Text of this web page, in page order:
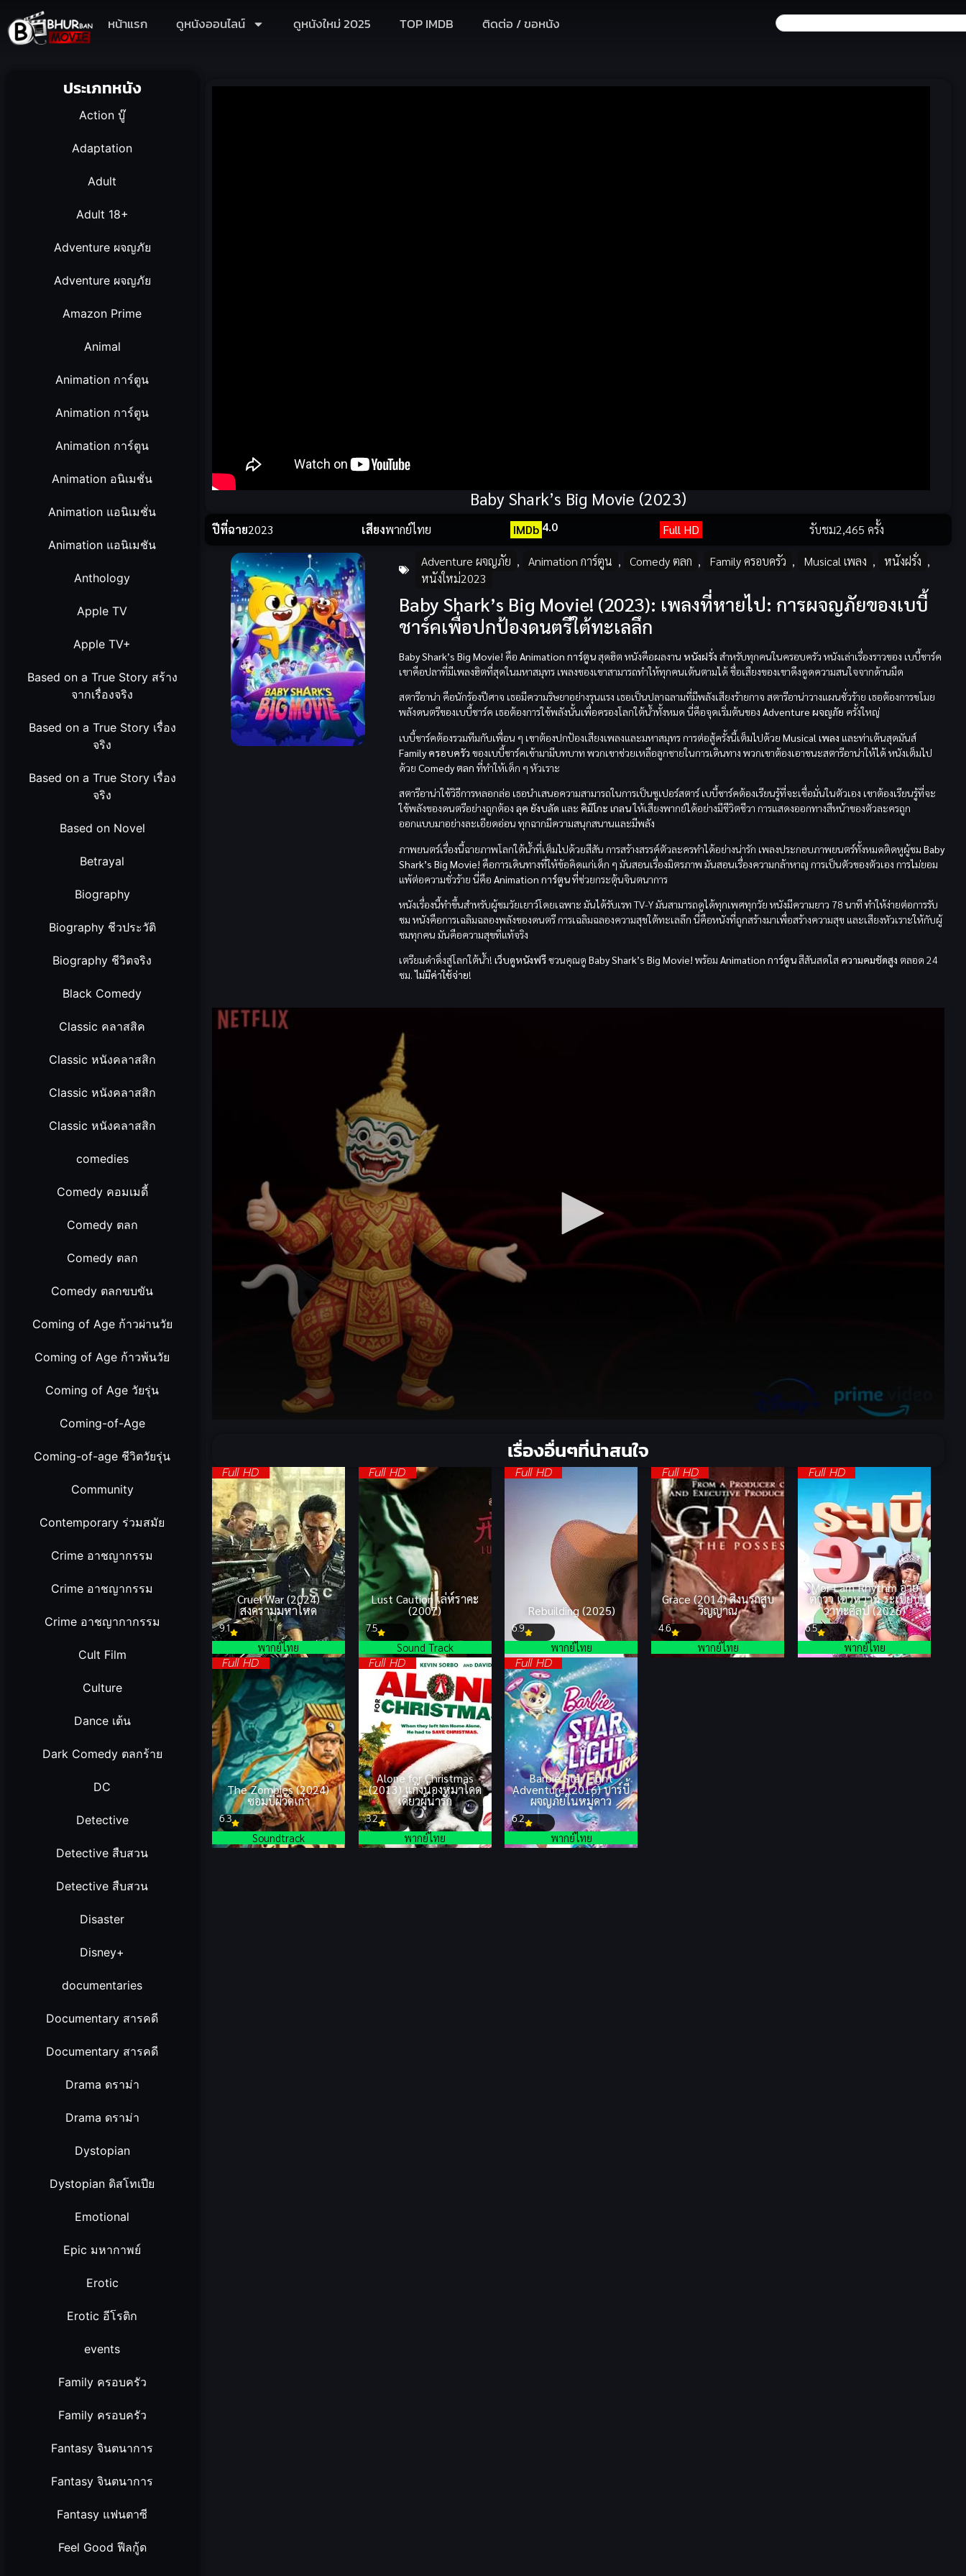
หน้าแรก ดูหนังออนไลน์ ดูหนังใหม่ 2025 TOP IMDB ติดต่อ / ขอหนัง
ประเภทหนัง
Action บู๊
Adaptation
Adult
Adult 18+
Adventure ผจญภัย
Adventure ผจญภัย
Amazon Prime
Animal
Animation การ์ตูน
Animation การ์ตูน
Animation การ์ตูน
Animation อนิเมชั่น
Animation แอนิเมชั่น
Animation แอนิเมชัน
Anthology
Apple TV
Apple TV+
Based on a True Story สร้าง
จากเรื่องจริง
Based on a True Story เรื่อง
จริง
Based on a True Story เรื่อง
จริง
Based on Novel
Betrayal
Biography
Biography ชีวประวัติ
Biography ชีวิตจริง
Black Comedy
Classic คลาสสิค
Classic หนังคลาสสิก
Classic หนังคลาสสิก
Classic หนังคลาสสิก
comedies
Comedy คอมเมดี้
Comedy ตลก
Comedy ตลก
Comedy ตลกขบขัน
Coming of Age ก้าวผ่านวัย
Coming of Age ก้าวพ้นวัย
Coming of Age วัยรุ่น
Coming-of-Age
Coming-of-age ชีวิตวัยรุ่น
Community
Contemporary ร่วมสมัย
Crime อาชญากรรม
Crime อาชญากรรม
Crime อาชญากากรรม
Cult Film
Culture
Dance เต้น
Dark Comedy ตลกร้าย
DC
Detective
Detective สืบสวน
Detective สืบสวน
Disaster
Disney+
documentaries
Documentary สารคดี
Documentary สารคดี
Drama ดราม่า
Drama ดราม่า
Dystopian
Dystopian ดิสโทเปีย
Emotional
Epic มหากาพย์
Erotic
Erotic อีโรติก
events
Family ครอบครัว
Family ครอบครัว
Fantasy จินตนาการ
Fantasy จินตนาการ
Fantasy แฟนตาซี
Feel Good ฟีลกู้ด
Baby Shark’s Big Movie (2023)
ปีที่ฉาย2023 เสียงพากย์ไทย IMDb 4.0 Full HD รับชม2,465 ครั้ง
Adventure ผจญภัย , Animation การ์ตูน , Comedy ตลก , Family ครอบครัว , Musical เพลง , หนังฝรั่ง ,
หนังใหม่2023
Baby Shark’s Big Movie! (2023): เพลงที่หายไป: การผจญภัยของเบบี้
ชาร์คเพื่อปกป้องดนตรีใต้ทะเลลึก
Baby Shark’s Big Movie! คือ Animation การ์ตูนสุดฮิต หนังคือผลงาน หนังฝรั่ง สำหรับทุกคนในครอบครัว หนังเล่าเรื่องราวของ เบบี้ชาร์ค
เขาคือปลาที่มีเพลงฮิตที่สุดในมหาสมุทร เพลงของเขาสามารถทำให้ทุกคนเต้นตามได้ ชื่อเสียงของเขาดึงดูดความสนใจจากด้านมืด
สตารีอาน่า คือนักร้องปีศาจ เธอมีความริษยาอย่างรุนแรง เธอเป็นปลาฉลามที่มีพลังเสียงร้ายกาจ สตารีอาน่าวางแผนชั่วร้าย เธอต้องการขโมย
พลังดนตรีของเบบี้ชาร์ค เธอต้องการใช้พลังนั้นเพื่อครองโลกใต้น้ำทั้งหมด นี่คือจุดเริ่มต้นของ Adventure ผจญภัย ครั้งใหญ่
เบบี้ชาร์คต้องรวมทีมกับเพื่อน ๆ เขาต้องปกป้องเสียงเพลงและมหาสมุทร การต่อสู้ครั้งนี้เต็มไปด้วย Musical เพลง และท่าเต้นสุดมันส์
Family ครอบครัว ของเบบี้ชาร์คเข้ามามีบทบาท พวกเขาช่วยเหลือลูกชายในการเดินทาง พวกเขาต้องเอาชนะสตารีอาน่าให้ได้ หนังเต็มไป
ด้วย Comedy ตลก ที่ทำให้เด็ก ๆ หัวเราะ
สตารีอาน่าใช้วิธีการหลอกล่อ เธอนำเสนอความสามารถในการเป็นซูเปอร์สตาร์ เบบี้ชาร์คต้องเรียนรู้ที่จะเชื่อมั่นในตัวเอง เขาต้องเรียนรู้ที่จะ
ใช้พลังของดนตรีอย่างถูกต้อง ลุค ยังบลัด และ คิมิโกะ เกลนให้เสียงพากย์ได้อย่างมีชีวิตชีวา การแสดงออกทางสีหน้าของตัวละครถูก
ออกแบบมาอย่างละเอียดอ่อน ทุกฉากมีความสนุกสนานและมีพลัง
ภาพยนตร์เรื่องนี้ฉายภาพโลกใต้น้ำที่เต็มไปด้วยสีสัน การสร้างสรรค์ตัวละครทำได้อย่างน่ารัก เพลงประกอบภาพยนตร์ทั้งหมดติดหูผู้ชม Baby
Shark’s Big Movie! คือการเดินทางที่ให้ข้อคิดแก่เด็ก ๆ มันสอนเรื่องมิตรภาพ มันสอนเรื่องความกล้าหาญ การเป็นตัวของตัวเอง การไม่ยอม
แพ้ต่อความชั่วร้าย นี่คือ Animation การ์ตูนที่ช่วยกระตุ้นจินตนาการ
หนังเรื่องนี้ทำขึ้นสำหรับผู้ชมวัยเยาว์โดยเฉพาะ มันได้รับเรท TV-Y มันสามารถดูได้ทุกเพศทุกวัย หนังมีความยาว 78 นาที ทำให้ง่ายต่อการรับ
ชม หนังคือการเฉลิมฉลองพลังของดนตรี การเฉลิมฉลองความสุขใต้ทะเลลึก นี่คือหนังที่ถูกสร้างมาเพื่อสร้างความสุข และเสียงหัวเราะให้กับผู้
ชมทุกคน มันคือความสุขที่แท้จริง
เตรียมดำดิ่งสู่โลกใต้น้ำ! เว็บดูหนังฟรีชวนคุณดู Baby Shark’s Big Movie! พร้อม Animation การ์ตูนสีสันสดใส ความคมชัดสูง ตลอด 24
ชม.ไม่มีค่าใช้จ่าย!
เรื่องอื่นๆที่น่าสนใจ
Full HD
Cruel War (2024)
สงครามมหาโหด
9.1
พากย์ไทย
Full HD
Lust Caution เล่ห์ราคะ
(2007)
7.5
Sound Track
Full HD
Rebuilding (2025)
6.9
พากย์ไทย
Full HD
Grace (2014) สิงนรกสูบ
วิญญาณ
4.6
พากย์ไทย
Full HD
Mor Lam Rhythm อ้าย
ต้าวว เอวหวาน ระเบียบ
วาทะศิลป์ (2026)
6.5
พากย์ไทย
Full HD
The Zombies (2024)
ซอมบี้ผีวัดเก่า
6.3
Soundtrack
Full HD
Alone for Christmas
(2013) แก๊งน้องหมาโดด
เดี่ยวผู้น่ารัก
3.2
พากย์ไทย
Full HD
Barbie Star Light
Adventure (2016) บาร์บี้
ผจญภัยในหมู่ดาว
6.2
พากย์ไทย